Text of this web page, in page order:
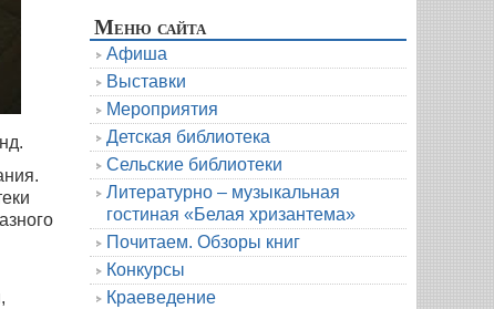
Меню сайта
Афиша
Выставки
Мероприятия
Детская библиотека
Сельские библиотеки
Литературно – музыкальная
гостиная «Белая хризантема»
Почитаем. Обзоры книг
Конкурсы
Краеведение